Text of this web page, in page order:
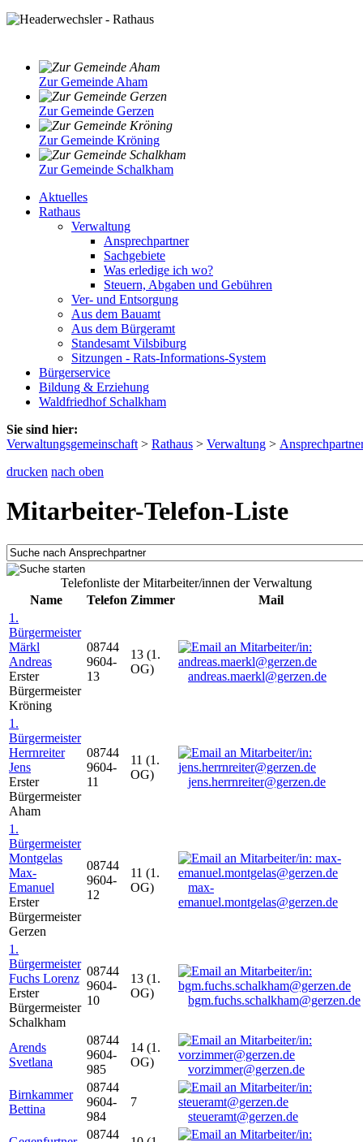
Zur Gemeinde Aham
Zur Gemeinde Gerzen
Zur Gemeinde Kröning
Zur Gemeinde Schalkham
Aktuelles
Rathaus
Verwaltung
Ansprechpartner
Sachgebiete
Was erledige ich wo?
Steuern, Abgaben und Gebühren
Ver- und Entsorgung
Aus dem Bauamt
Aus dem Bürgeramt
Standesamt Vilsbiburg
Sitzungen - Rats-Informations-System
Bürgerservice
Bildung & Erziehung
Waldfriedhof Schalkham
Sie sind hier:
Verwaltungsgemeinschaft > Rathaus > Verwaltung >
drucken nach oben
Mitarbeiter-Telefon-Liste
Telefonliste der Mitarbeiter/innen der Verwaltung
Name
Telefon Zimmer
Mail
1.
Bürgermeister
Märkl
Andreas
Erster
Bürgermeister
Kröning
08744
9604-
13
13 (1.
OG)
andreas.maerkl@gerzen.de
1.
Bürgermeister
Herrnreiter
Jens
Erster
Bürgermeister
Aham
08744
9604-
11
11 (1.
OG)
jens.herrnreiter@gerzen.de
1.
Bürgermeister
Montgelas
Max-
Emanuel
Erster
Bürgermeister
Gerzen
08744
9604-
12
11 (1.
OG)
max-
emanuel.montgelas@gerzen.de
1.
Bürgermeister
Fuchs Lorenz
Erster
Bürgermeister
Schalkham
08744
9604-
10
13 (1.
OG)
bgm.fuchs.schalkham@gerzen.de
Arends
Svetlana
08744
9604-
985
14 (1.
OG)
vorzimmer@gerzen.de
Birnkammer
Bettina
08744
9604-
984
7
steueramt@gerzen.de
08744